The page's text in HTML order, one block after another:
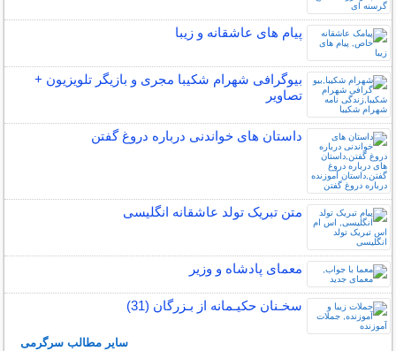
پیام های عاشقانه و زیبا
بیوگرافی شهرام شکیبا مجری و بازیگر تلویزیون +
تصاویر
داستان های خواندنی درباره دروغ گفتن
متن تبریک تولد عاشقانه انگلیسی
معمای پادشاه و وزیر
سخـنان حکیـمانه از بـزرگان (31)
سایر مطالب سرگرمی